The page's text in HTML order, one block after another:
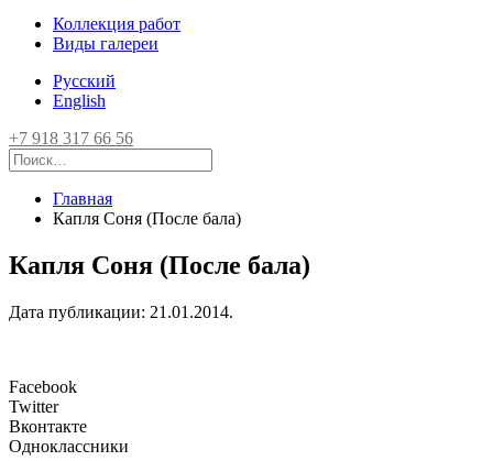
Коллекция работ
Виды галереи
Русский
English
+7 918 317 66 56
Главная
Капля Соня (После бала)
Капля Соня (После бала)
Дата публикации: 21.01.2014.
Facebook
Twitter
Вконтакте
Одноклассники